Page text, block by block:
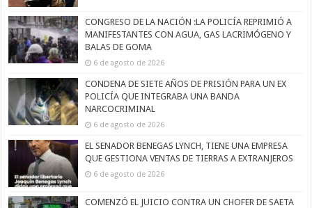
CONGRESO DE LA NACIÓN :LA POLICÍA REPRIMIÓ A
MANIFESTANTES CON AGUA, GAS LACRIMÓGENO Y
BALAS DE GOMA
6 de agosto de 2026
CONDENA DE SIETE AÑOS DE PRISIÓN PARA UN EX
POLICÍA QUE INTEGRABA UNA BANDA
NARCOCRIMINAL
6 de agosto de 2026
EL SENADOR BENEGAS LYNCH, TIENE UNA EMPRESA
QUE GESTIONA VENTAS DE TIERRAS A EXTRANJEROS
6 de agosto de 2026
COMENZÓ EL JUICIO CONTRA UN CHOFER DE SAETA